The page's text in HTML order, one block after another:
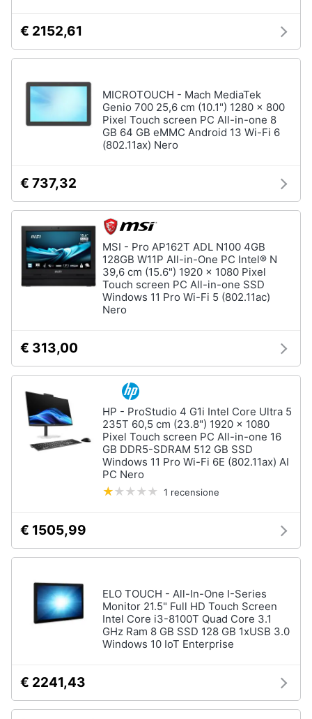
€ 2152,61
MICROTOUCH - Mach MediaTek
Genio 700 25,6 cm (10.1") 1280 x 800
Pixel Touch screen PC All-in-one 8
GB 64 GB eMMC Android 13 Wi-Fi 6
(802.11ax) Nero
€ 737,32
MSI - Pro AP162T ADL N100 4GB
128GB W11P All-in-One PC Intel® N
39,6 cm (15.6") 1920 x 1080 Pixel
Touch screen PC All-in-one SSD
Windows 11 Pro Wi-Fi 5 (802.11ac)
Nero
€ 313,00
HP - ProStudio 4 G1i Intel Core Ultra 5
235T 60,5 cm (23.8") 1920 x 1080
Pixel Touch screen PC All-in-one 16
GB DDR5-SDRAM 512 GB SSD
Windows 11 Pro Wi-Fi 6E (802.11ax) AI
PC Nero
1 recensione
€ 1505,99
ELO TOUCH - All-In-One I-Series
Monitor 21.5" Full HD Touch Screen
Intel Core i3-8100T Quad Core 3.1
GHz Ram 8 GB SSD 128 GB 1xUSB 3.0
Windows 10 IoT Enterprise
€ 2241,43